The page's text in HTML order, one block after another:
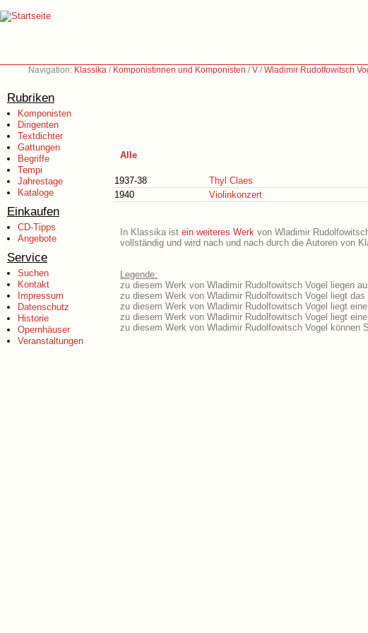
Navigation: Klassika / Komponistinnen und Komponisten /V /Wladimir Rudolfowitsch
Rubriken
Komponisten
Dirigenten
Textdichter
Gattungen
Begriffe
Tempi
Jahrestage
Kataloge
Einkaufen
CD-Tipps
Angebote
Service
Suchen
Kontakt
Impressum
Datenschutz
Historie
Opernhäuser
Veranstaltungen
Alle
1937-38 Thyl Claes
1940
Violinkonzert
In Klassika ist ein weiteres Werk von Wladimir
vollständig und wird nach und nach durch die Autoren von
Legende:
zu diesem Werk von Wladimir Rudolfowitsch Vogel liegen
zu diesem Werk von Wladimir Rudolfowitsch Vogel liegt das
zu diesem Werk von Wladimir Rudolfowitsch Vogel liegt
zu diesem Werk von Wladimir Rudolfowitsch Vogel liegt
zu diesem Werk von Wladimir Rudolfowitsch Vogel können